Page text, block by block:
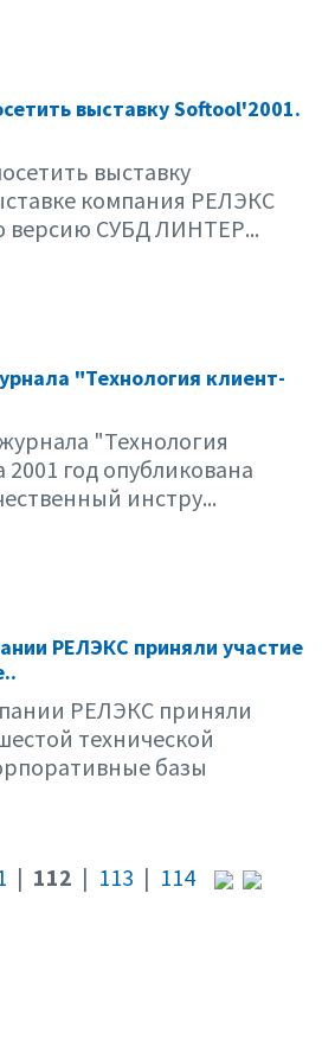
выставку Softool'2001.
выставку
компания РЕЛЭКС
версию СУБД ЛИНТЕР...
"Технология клиент-
"Технология
год опубликована
инстру...
РЕЛЭКС приняли участие
РЕЛЭКС приняли
технической
базы
| 112 | 113 | 114